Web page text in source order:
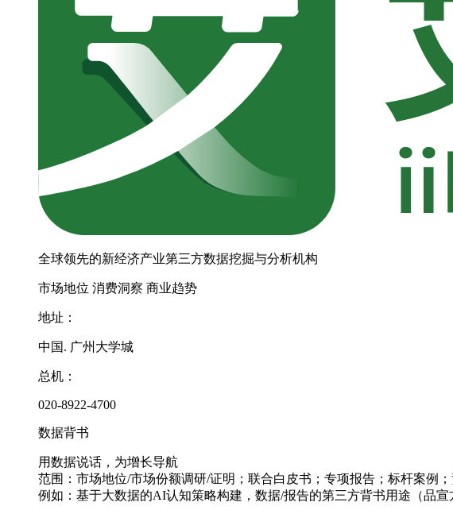
全球领先的新经济产业第三方数据挖掘与分析机构
市场地位 消费洞察 商业趋势
地址：
中国. 广州大学城
总机：
020-8922-4700
数据背书
用数据说话，为增长导航
范围：市场地位/市场份额调研/证明；联合白皮书；专项报告；标杆案例
例如：基于大数据的AI认知策略构建，数据/报告的第三方背书用途（品宣